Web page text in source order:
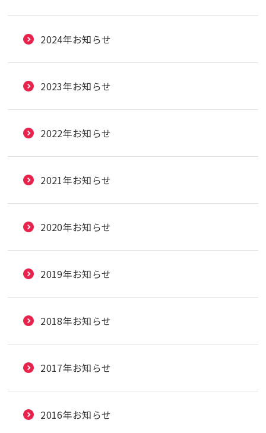
2024年お知らせ
2023年お知らせ
2022年お知らせ
2021年お知らせ
2020年お知らせ
2019年お知らせ
2018年お知らせ
2017年お知らせ
2016年お知らせ